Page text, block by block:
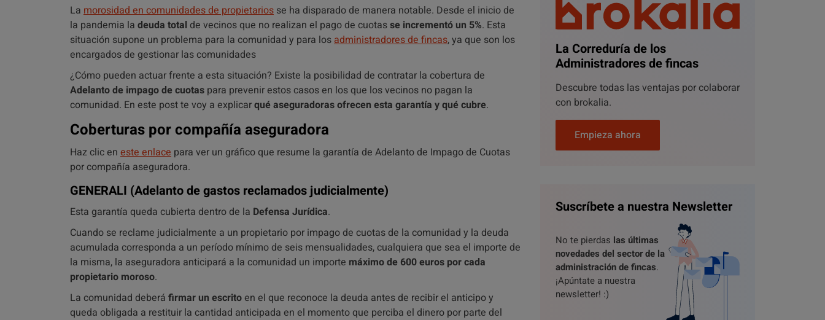
La morosidad en comunidades de propietarios se ha disparado de manera notable. Desde el inicio de
la pandemia la deuda total de vecinos que no realizan el pago de cuotasse incrementó un 5%. Esta
situación supone un problema para la comunidad y para losadministradores de fincas, ya que son los
encargados de gestionar las comunidades
¿Cómo pueden actuar frente a esta situación? Existe la posibilidad de contratar la cobertura de
Adelanto de impago de cuotas para prevenir estos casos en los que los vecinos no pagan la
comunidad. En este post te voy a explicarqué aseguradoras ofrecen esta garantía y qué cubre.
Coberturas por compañía aseguradora
Haz clic en este enlace para ver un gráfico que resume la garantía de Adelanto de Impago de Cuotas
por compañía aseguradora.
GENERALI (Adelanto de gastos reclamados judicialmente)
Esta garantía queda cubierta dentro de la Defensa Jurídica.
Cuando se reclame judicialmente a un propietario por impago de cuotas de la comunidad y la deuda
acumulada corresponda a un período mínimo de seis mensualidades, cualquiera que sea el importe de
la misma, la aseguradora anticipará a la comunidad un importe máximo de 600 euros por cada
propietario moroso.
La comunidad deberá firmar un escrito en el que reconoce la deuda antes de recibir el anticipo y
queda obligada a restituir la cantidad anticipada en el momento que perciba el dinero por parte del
La Correduría de los
Administradores de fincas
Descubre todas las ventajas por colaborar
con brokalia.
Empieza ahora
Suscríbete a nuestra Newsletter
No te pierdas las últimas
novedades del sector de la
administración de fincas.
¡Apúntate a nuestra
newsletter! :)